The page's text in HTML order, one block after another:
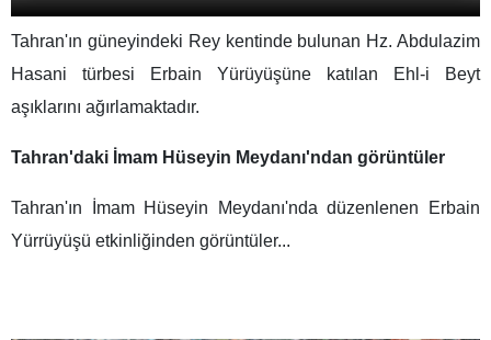
Tahran'ın güneyindeki Rey kentinde bulunan Hz. Abdulazim
Hasani türbesi Erbain Yürüyüşüne katılan Ehl-i Beyt
aşıklarını ağırlamaktadır.
Tahran'daki İmam Hüseyin Meydanı'ndan görüntüler
Tahran'ın İmam Hüseyin Meydanı'nda düzenlenen Erbain
Yürrüyüşü etkinliğinden görüntüler...